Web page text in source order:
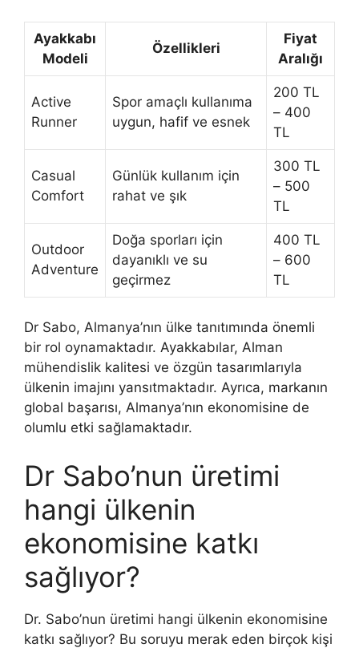
Ayakkabı
Modeli
Özellikleri
Fiyat
Aralığı
Active
Runner
Spor amaçlı kullanıma
uygun, hafif ve esnek
200 TL
– 400
TL
Casual
Comfort
Günlük kullanım için
rahat ve şık
300 TL
– 500
TL
Outdoor
Adventure
Doğa sporları için
dayanıklı ve su
geçirmez
400 TL
– 600
TL
Dr Sabo, Almanya’nın ülke tanıtımında önemli
bir rol oynamaktadır. Ayakkabılar, Alman
mühendislik kalitesi ve özgün tasarımlarıyla
ülkenin imajını yansıtmaktadır. Ayrıca, markanın
global başarısı, Almanya’nın ekonomisine de
olumlu etki sağlamaktadır.
Dr Sabo’nun üretimi
hangi ülkenin
ekonomisine katkı
sağlıyor?
Dr. Sabo’nun üretimi hangi ülkenin ekonomisine
katkı sağlıyor? Bu soruyu merak eden birçok kişi